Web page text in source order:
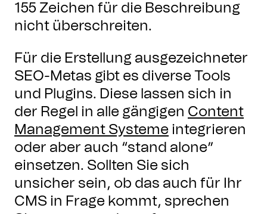
155 Zeichen für die Beschreibung
nicht überschreiten.
Für die Erstellung ausgezeichneter
SEO-Metas gibt es diverse Tools
und Plugins. Diese lassen sich in
der Regel in alle gängigen Content
Management Systeme integrieren
oder aber auch “stand alone”
einsetzen. Sollten Sie sich
unsicher sein, ob das auch für Ihr
CMS in Frage kommt, sprechen